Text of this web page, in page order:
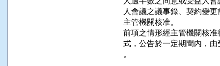
人會議之議事錄、契約變
主管機關核准。
前項之情形經主管機關核
式，公告於一定期間內，
。